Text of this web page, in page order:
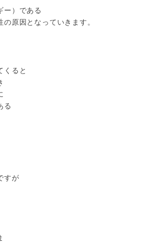
ー）である
の原因となっていきます。
くると
る
すが